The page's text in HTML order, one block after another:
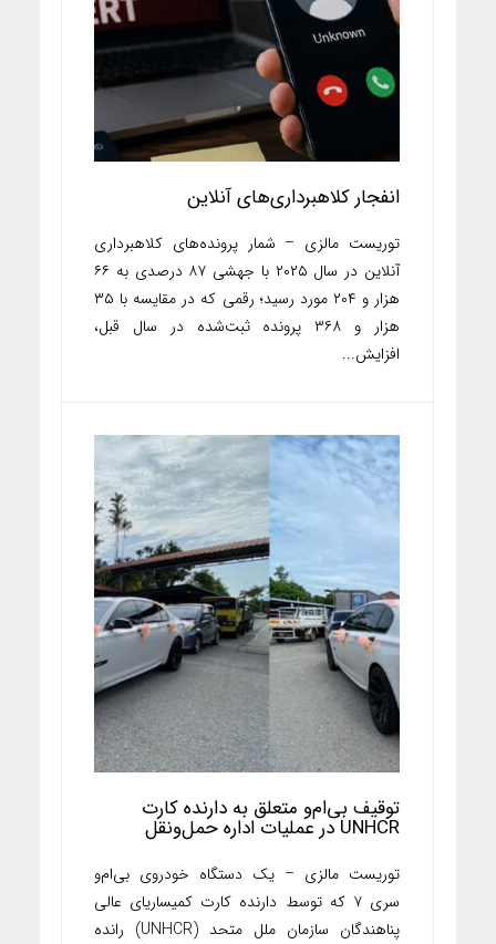
انفجار کلاهبرداری‌های آنلاین
توریست مالزی – شمار پرونده‌های کلاهبرداری
آنلاین در سال ۲۰۲۵ با جهشی ۸۷ درصدی به ۶۶
هزار و ۲۰۴ مورد رسید؛ رقمی که در مقایسه با ۳۵
هزار و ۳۶۸ پرونده ثبت‌شده در سال قبل،
افزایش...
توقیف بی‌ام‌و متعلق به دارنده کارت
UNHCR در عملیات اداره حمل‌ونقل
توریست مالزی – یک دستگاه خودروی بی‌ام‌و
سری ۷ که توسط دارنده کارت کمیساریای عالی
پناهندگان سازمان ملل متحد (UNHCR) رانده